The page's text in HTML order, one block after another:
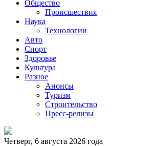
Общество
Происшествия
Наука
Технологии
Авто
Спорт
Здоровье
Культура
Разное
Анонсы
Туризм
Строительство
Пресс-релизы
Четверг, 6 августа 2026 года